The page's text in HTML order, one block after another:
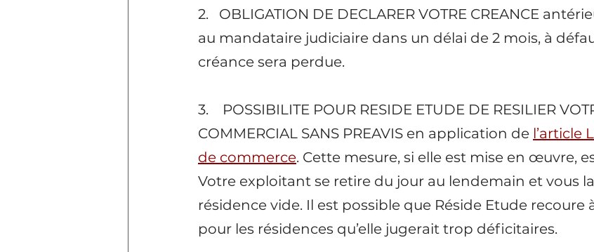
​2.   OBLIGATION DE DECLARER VOTRE CREANCE
au mandataire judiciaire dans un délai de 2 mois, à
créance sera perdue.
3.    POSSIBILITE POUR RESIDE ETUDE DE RESILIER
COMMERCIAL SANS PREAVIS en application de l’article
de commerce. Cette mesure, si elle est mise en œuvre,
Votre exploitant se retire du jour au lendemain et vous
résidence vide. Il est possible que Réside Etude recoure
pour les résidences qu’elle jugerait trop déficitaires.